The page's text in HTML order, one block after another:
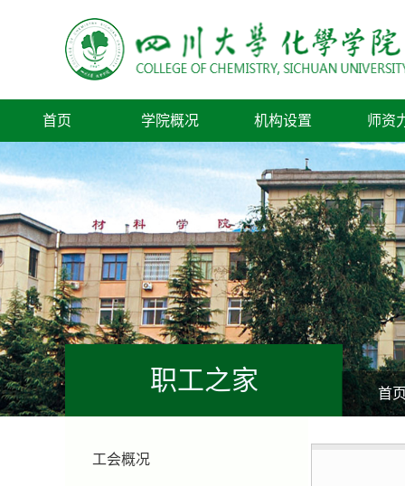
首页 学院概况 机构设置 师资
职工之家 首
工会概况